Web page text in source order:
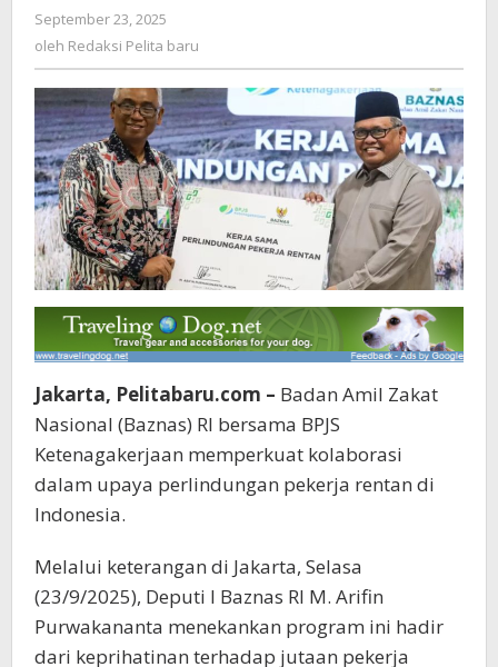
September 23, 2025
Redaksi
oleh Redaksi Pelita baru
Jakarta, Pelitabaru.com – Badan Amil Zakat
Nasional (Baznas) RI bersama BPJS
Ketenagakerjaan memperkuat kolaborasi
dalam upaya perlindungan pekerja rentan di
Indonesia.
Melalui keterangan di Jakarta, Selasa
(23/9/2025), Deputi I Baznas RI M. Arifin
Purwakananta menekankan program ini hadir
dari keprihatinan terhadap jutaan pekerja